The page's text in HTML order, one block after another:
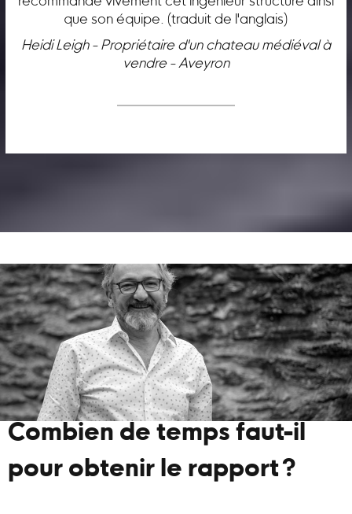
que son équipe. (traduit de l'anglais)
Heidi Leigh - Propriétaire d'un chateau médiéval à
vendre - Aveyron
Combien de temps faut-il
pour obtenir le rapport ?